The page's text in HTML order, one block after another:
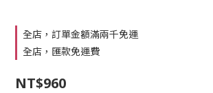
全店，訂單金額滿兩千免運
全店，匯款免運費
NT$960